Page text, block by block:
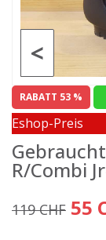
<
RABATT 53 %
Eshop-Preis
R/Combi
119 CHF 55